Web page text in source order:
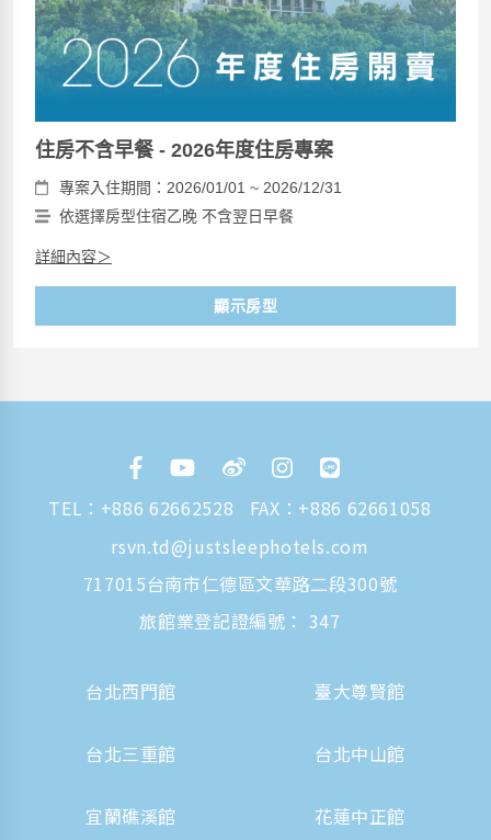
住房不含早餐 - 2026年度住房專案
專案入住期間：2026/01/01 ~ 2026/12/31
依選擇房型住宿乙晚 不含翌日早餐
詳細內容＞
顯示房型
TEL： +886 62662528
FAX：+886 62661058
rsvn.td@justsleephotels.com
717015台南市仁德區文華路二段300號
旅館業登記證編號： 347
台北西門館 臺大尊賢館
台北三重館 台北中山館
宜蘭礁溪館 花蓮中正館